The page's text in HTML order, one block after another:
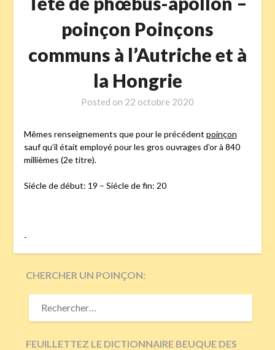
poinçon Poinçons
communs à l’Autriche et à
la Hongrie
Posted on 22 octobre 2020
Mêmes renseignements que pour le précédent poinçon
sauf qu’il était employé pour les gros ouvrages d’or à 840
millièmes (2e titre).
Siécle de début: 19 – Siécle de fin: 20
-
CHERCHER UN POINÇON:
RECHERCHER :
FEUILLETTEZ LE DICTIONNAIRE BEUQUE DES